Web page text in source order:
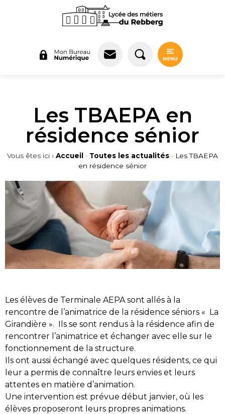
Les TBAEPA en
résidence sénior
Vous êtes ici › Accueil • Toutes les actualités • Les TBAEPA
en résidence sénior
Les élèves de Terminale AEPA sont allés à la
rencontre de l’animatrice de la résidence séniors « La
Girandière ». Ils se sont rendus à la résidence afin de
rencontrer l’animatrice et échanger avec elle sur le
fonctionnement de la structure.
Ils ont aussi échangé avec quelques résidents, ce qui
leur a permis de connaître leurs envies et leurs
attentes en matière d’animation.
Une intervention est prévue début janvier, où les
élèves proposeront leurs propres animations.
Panneau de gestion des cookies